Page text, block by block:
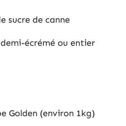
sucre de canne
écrémé ou entier
Golden (environ 1kg)